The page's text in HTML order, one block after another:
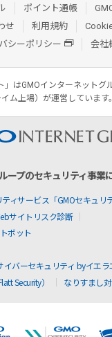
ポイント通帳
せ
利用規約
シーポリシー
会社
」はGMOインターネットグ
イム上場）が運営しています。
ープのセキュリティ事業
ィサービス「GMOセキュリテ
サイトリスク診断
ボット
バーセキュリティ byイエラ
Security）
なりすまし